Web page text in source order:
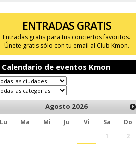
ENTRADAS GRATIS
Entradas gratis para tus conciertos favoritos.
Únete gratis sólo con tu email al Club Kmon.
Calendario de eventos Kmon
Agosto 2026
Lu Ma Mi Ju Vi Sa
Do
1
2